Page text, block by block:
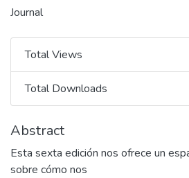
Journal
Total Views
Total Views
Total Downloads
Total Downloads
Abstract
Esta sexta edición nos ofrece un
sobre cómo nos